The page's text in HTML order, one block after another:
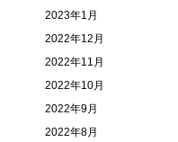
2023年1月
2022年12月
2022年11月
2022年10月
2022年9月
2022年8月